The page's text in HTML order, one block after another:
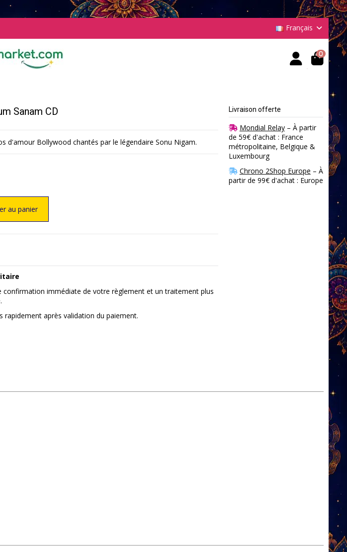
Français
0
Sanam CD
d'amour Bollywood chantés par le légendaire Sonu Nigam.
au panier
confirmation immédiate de votre règlement et un traitement plus
rapidement après validation du paiement.
Livraison offerte
Mondial Relay– À partir
de 59€ d'achat : France
métropolitaine, Belgique &
Luxembourg
Chrono 2Shop Europe – À
partir de 99€ d'achat : Europe